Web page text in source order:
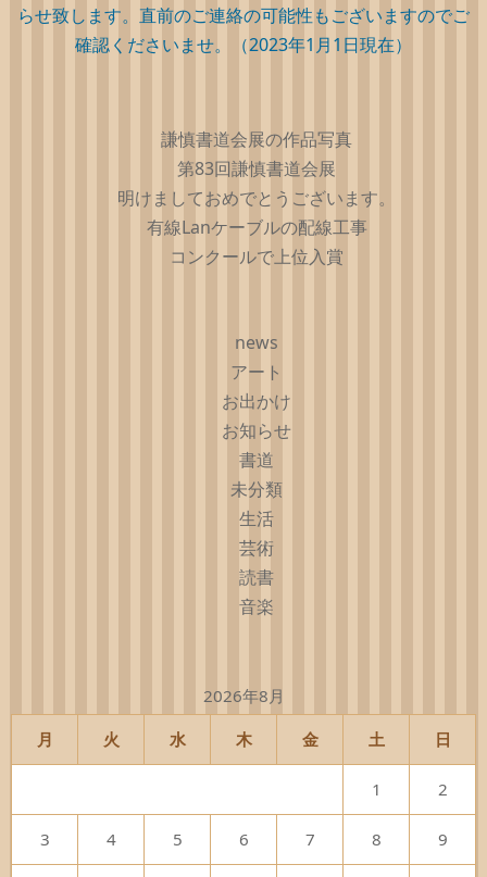
らせ致します。直前のご連絡の可能性もございますのでご
確認くださいませ。（2023年1月1日現在）
謙慎書道会展の作品写真
第83回謙慎書道会展
明けましておめでとうございます。
有線Lanケーブルの配線工事
コンクールで上位入賞
news
アート
お出かけ
お知らせ
書道
未分類
生活
芸術
読書
音楽
2026年8月
月 火 水 木 金 土 日
1 2
3 4 5 6 7 8 9